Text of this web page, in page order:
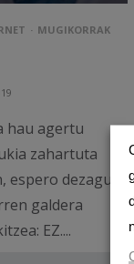
MUGIKORRAK
hau agertu
zahartuta
dezagun
galdera
EZ....